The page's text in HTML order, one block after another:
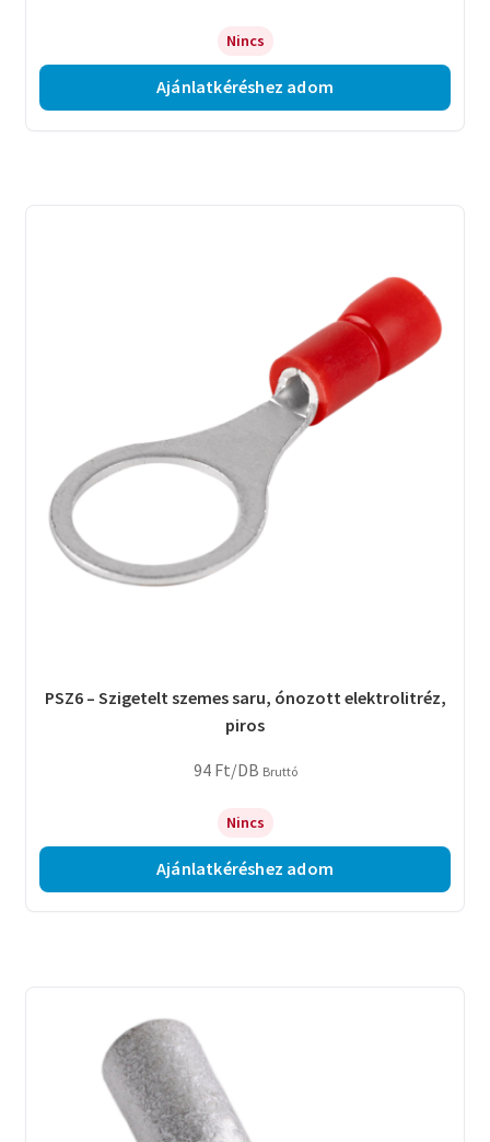
Nincs
Ajánlatkéréshez adom
PSZ6 – Szigetelt szemes saru, ónozott elektrolitréz,
piros
94 Ft/DB Bruttó
Nincs
Ajánlatkéréshez adom